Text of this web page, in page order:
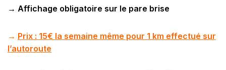
→ Affichage obligatoire sur le pare brise
→ Prix : 15€ la semaine même pour 1 km effectué sur
l’autoroute